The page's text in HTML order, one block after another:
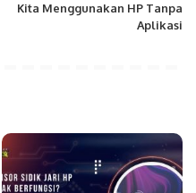
Kita Menggunakan HP Tanpa
Aplikasi